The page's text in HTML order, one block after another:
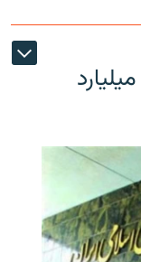
بانک مرکزی ایران گم شدن ۹ میلیارد